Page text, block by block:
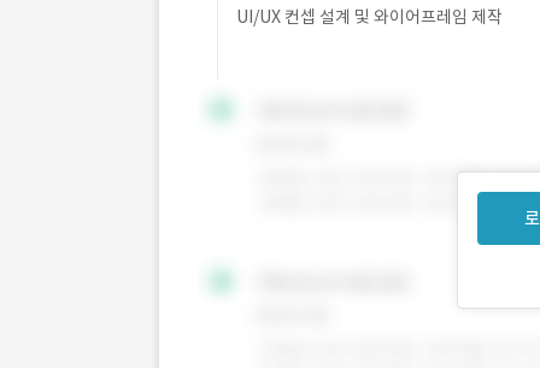
UI/UX 컨셉 설계 및 와이어프레임 제작